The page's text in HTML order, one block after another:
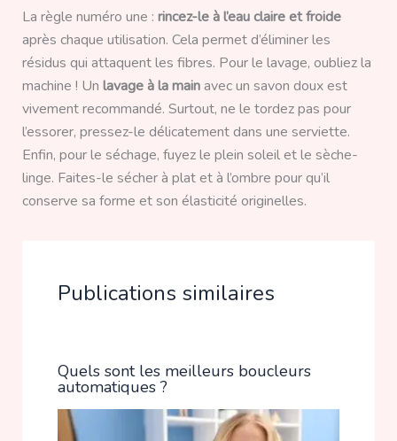
La règle numéro une : rincez-le à l’eau claire et froide
après chaque utilisation. Cela permet d’éliminer les
résidus qui attaquent les fibres. Pour le lavage, oubliez la
machine ! Un lavage à la mainavec un savon doux est
vivement recommandé. Surtout, ne le tordez pas pour
l’essorer, pressez-le délicatement dans une serviette.
Enfin, pour le séchage, fuyez le plein soleil et le sèche-
linge. Faites-le sécher à plat et à l’ombre pour qu’il
conserve sa forme et son élasticité originelles.
Publications similaires
Quels sont les meilleurs boucleurs
automatiques ?